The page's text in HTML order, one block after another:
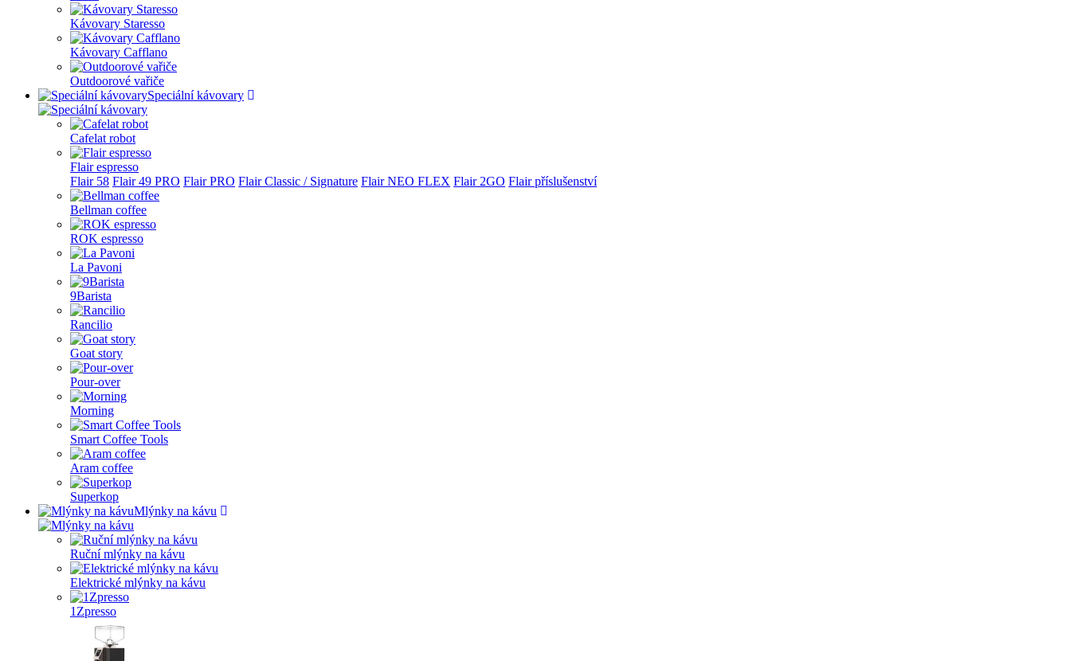
Kávovary Staresso
Kávovary Cafflano
Outdoorové vařiče
Speciální kávovary
Cafelat robot
Flair espresso
Flair 58 Flair 49 PRO Flair PRO Flair Classic / Signature Flair NEO FLEX Flair 2GO Flair příslušenství
Bellman coffee
ROK espresso
La Pavoni
9Barista
Rancilio
Goat story
Pour-over
Morning
Smart Coffee Tools
Aram coffee
Superkop
Mlýnky na kávu
Ruční mlýnky na kávu
Elektrické mlýnky na kávu
1Zpresso